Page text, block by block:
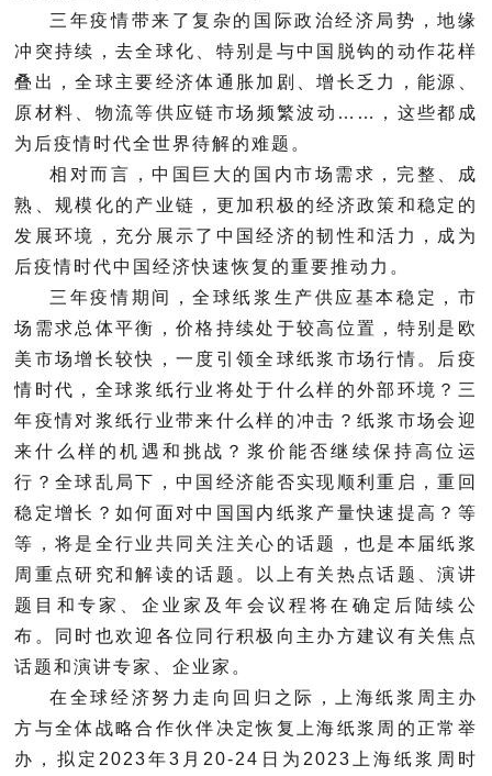
三年疫情带来了复杂的国际政治经济局势，地缘
冲突持续，去全球化、特别是与中国脱钩的动作花样
叠出，全球主要经济体通胀加剧、增长乏力，能源、
原材料、物流等供应链市场频繁波动……，这些都成
为后疫情时代全世界待解的难题。
相对而言，中国巨大的国内市场需求，完整、成
熟、规模化的产业链，更加积极的经济政策和稳定的
发展环境，充分展示了中国经济的韧性和活力，成为
后疫情时代中国经济快速恢复的重要推动力。
三年疫情期间，全球纸浆生产供应基本稳定，市
场需求总体平衡，价格持续处于较高位置，特别是欧
美市场增长较快，一度引领全球纸浆市场行情。后疫
情时代，全球浆纸行业将处于什么样的外部环境？三
年疫情对浆纸行业带来什么样的冲击？纸浆市场会迎
来什么样的机遇和挑战？浆价能否继续保持高位运
行？全球乱局下，中国经济能否实现顺利重启，重回
稳定增长？如何面对中国国内纸浆产量快速提高？等
等，将是全行业共同关注关心的话题，也是本届纸浆
周重点研究和解读的话题。以上有关热点话题、演讲
题目和专家、企业家及年会议程将在确定后陆续公
布。同时也欢迎各位同行积极向主办方建议有关焦点
话题和演讲专家、企业家。
在全球经济努力走向回归之际，上海纸浆周主办
方与全体战略合作伙伴决定恢复上海纸浆周的正常举
办，拟定2023年3月20-24日为2023上海纸浆周时